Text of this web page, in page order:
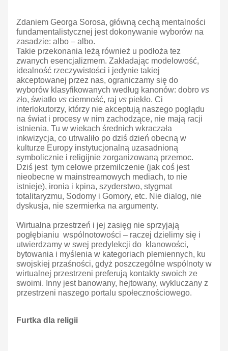
Zdaniem Georga Sorosa, główną cechą mentalności
fundamentalistycznej jest dokonywanie wyborów na
zasadzie: albo – albo.
Takie przekonania leżą również u podłoża tez
zwanych esencjalizmem. Zakładając modelowość,
idealność rzeczywistości i jedynie takiej
akceptowanej przez nas, ograniczamy się do
wyborów klasyfikowanych według kanonów: dobro vs
zło, światło vs ciemność, raj vs piekło. Ci
interlokutorzy, którzy nie akceptują naszego poglądu
na świat i procesy w nim zachodzące, nie mają racji
istnienia. Tu w wiekach średnich wkraczała
inkwizycja, co utrwaliło po dziś dzień obecną w
kulturze Europy instytucjonalną uzasadnioną
symbolicznie i religijnie zorganizowaną przemoc.
Dziś jest tym celowe przemilczenie (jak coś jest
nieobecne w mainstreamowych mediach, to nie
istnieje), ironia i kpina, szyderstwo, stygmat
totalitaryzmu, Sodomy i Gomory, etc. Nie dialog, nie
dyskusja, nie szermierka na argumenty.
Wirtualna przestrzeń i jej zasięg nie sprzyjają
pogłębianiu wspólnotowości – raczej dzielimy się i
utwierdzamy w swej predylekcji do klanowości,
bytowania i myślenia w kategoriach plemiennych, ku
swojskiej przaśności, gdyż poszczególne wspólnoty w
wirtualnej przestrzeni preferują kontakty swoich ze
swoimi. Inny jest banowany, hejtowany, wykluczany z
przestrzeni naszego portalu społecznościowego.
Furtka dla religii